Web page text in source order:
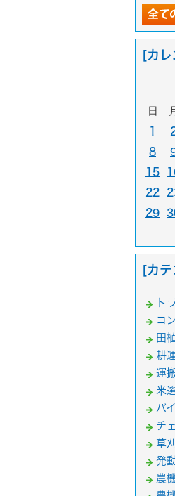
[カレ
日
1
8
15
22
29
[カ
ト
コ
田
耕
運
米
バ
チ
草
発
農